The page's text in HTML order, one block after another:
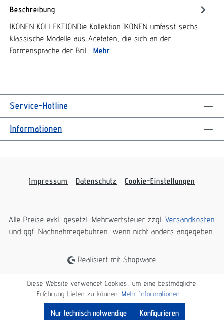
Beschreibung
IKONEN KOLLEKTIONDie Kollektion IKONEN umfasst sechs
klassische Modelle aus Acetaten, die sich an der
Formensprache der Bril… Mehr
Service-Hotline
Informationen
Impressum Datenschutz Cookie-Einstellungen
Alle Preise exkl. gesetzl. Mehrwertsteuer zzgl. Versandkosten
und ggf. Nachnahmegebühren, wenn nicht anders angegeben.
Realisiert mit Shopware
Diese Website verwendet Cookies, um eine bestmögliche
Erfahrung bieten zu können. Mehr Informationen ...
Nur technisch notwendige Konfigurieren